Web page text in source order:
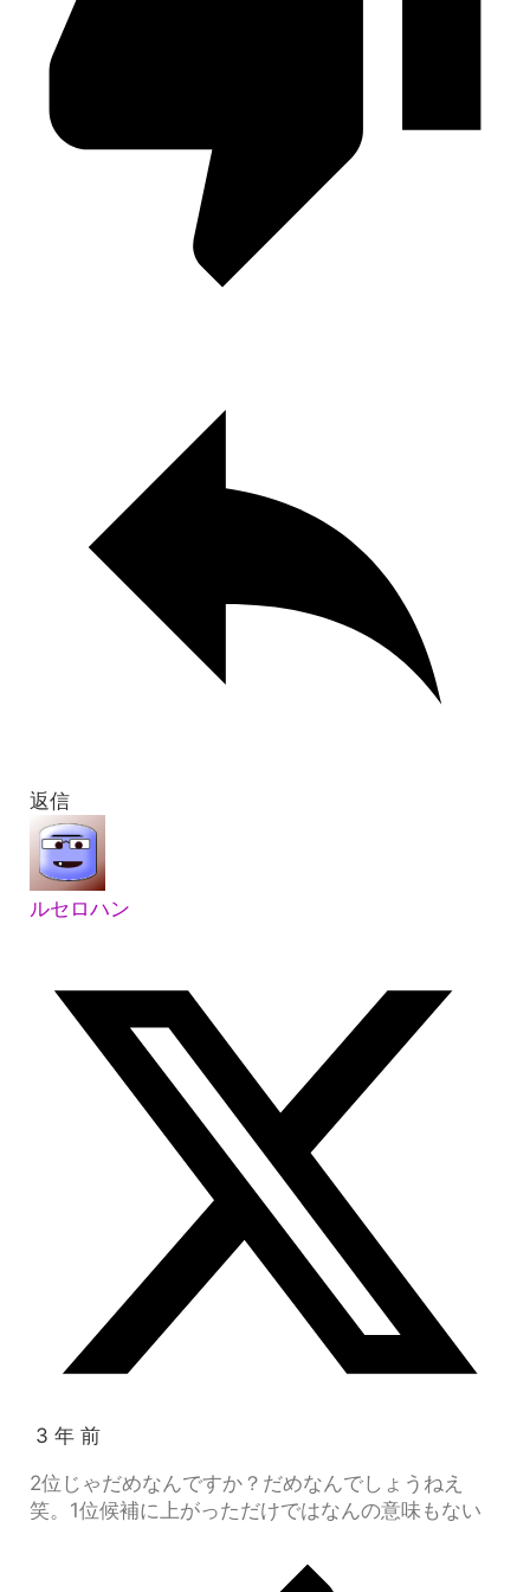
返信
ルセロハン
3 年 前
2位じゃだめなんですか？だめなんでしょうねえ
笑。1位候補に上がっただけではなんの意味もない